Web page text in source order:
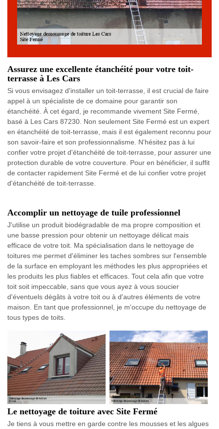
Assurez une excellente étanchéité pour votre toit-
terrasse à Les Cars
Si vous envisagez d'installer un toit-terrasse, il est crucial de faire
appel à un spécialiste de ce domaine pour garantir son
étanchéité. À cet égard, je recommande vivement Site Fermé,
basé à Les Cars 87230. Non seulement Site Fermé est un expert
en étanchéité de toit-terrasse, mais il est également reconnu pour
son savoir-faire et son professionnalisme. N'hésitez pas à lui
confier votre projet d'étanchéité de toit-terrasse, pour assurer une
protection durable de votre couverture. Pour en bénéficier, il suffit
de contacter rapidement Site Fermé et de lui confier votre projet
d'étanchéité de toit-terrasse.
Accomplir un nettoyage de tuile professionnel
J'utilise un produit biodégradable de ma propre composition et
une basse pression pour obtenir un nettoyage délicat mais
efficace de votre toit. Ma spécialisation dans le nettoyage de
toitures me permet d'éliminer les taches sombres sur l'ensemble
de la surface en employant les méthodes les plus appropriées et
les produits les plus fiables et efficaces. Tout cela afin que votre
toit soit impeccable, sans que vous ayez à vous soucier
d'éventuels dégâts à votre toit ou à d'autres éléments de votre
maison. En tant que professionnel, je m'occupe du nettoyage de
tous types de toits.
Le nettoyage de toiture avec Site Fermé
Je tiens à vous mettre en garde contre les mousses et les algues